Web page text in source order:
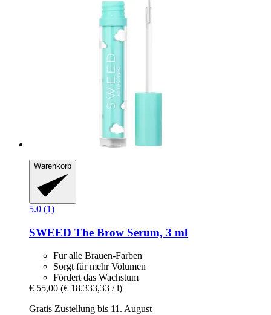
Warenkorb
5.0 (1)
SWEED The Brow Serum, 3 ml
Für alle Brauen-Farben
Sorgt für mehr Volumen
Fördert das Wachstum
€ 55,00 (€ 18.333,33 / l)
Gratis Zustellung bis 11. August